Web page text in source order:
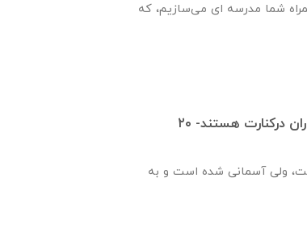
شما مدرسه ای می‌سازیم، که
قدم هایت را محکم تر بردار، یاوران درکنارت هستند- ۲۰
ولی آسمانی شده است و به